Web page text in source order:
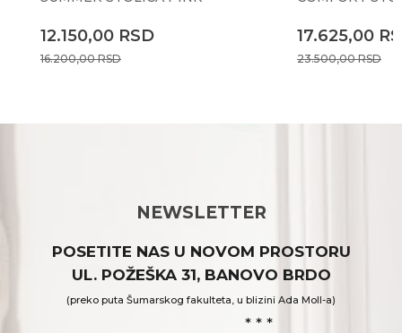
12.150,00 RSD
16.200,00RSD
17.625,00
23.500,00RSD
NEWSLETTER
POSETITE NAS U NOVOM PROSTORU
UL. POŽEŠKA 31, BANOVO BRDO
(preko puta Šumarskog fakulteta, u blizini Ada Moll-a)
* * *